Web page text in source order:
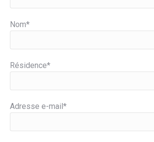
Nom*
Résidence*
Adresse e-mail*